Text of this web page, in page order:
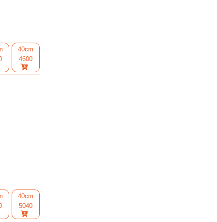
40cm
4600
40cm
5040